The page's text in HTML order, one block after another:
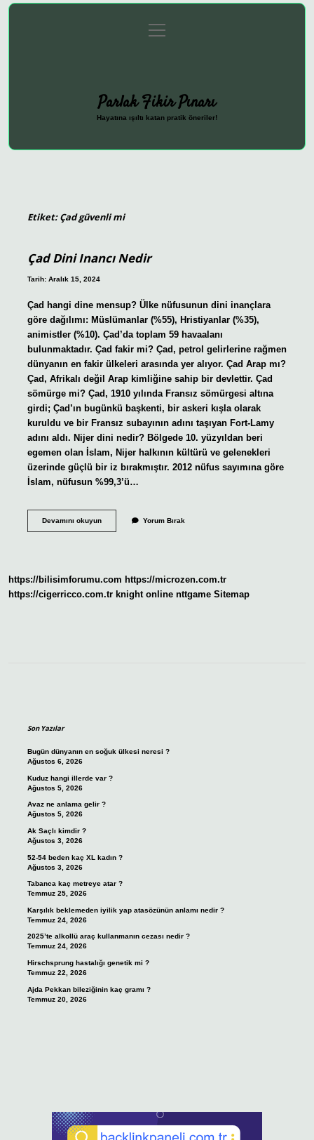
Gizlilik Politikası
menüyü
aç
Parlak Fikir Pınarı
Hayatına ışıltı katan pratik öneriler!
Etiket:Çad güvenli mi
Çad Dini Inancı Nedir
Tarih: Aralık 15, 2024
Çad hangi dine mensup? Ülke nüfusunun dini inançlara
göre dağılımı: Müslümanlar (%55), Hristiyanlar (%35),
animistler (%10). Çad’da toplam 59 havaalanı
bulunmaktadır. Çad fakir mi? Çad, petrol gelirlerine rağmen
dünyanın en fakir ülkeleri arasında yer alıyor. Çad Arap mı?
Çad, Afrikalı değil Arap kimliğine sahip bir devlettir. Çad
sömürge mi? Çad, 1910 yılında Fransız sömürgesi altına
girdi; Çad’ın bugünkü başkenti, bir askeri kışla olarak
kuruldu ve bir Fransız subayının adını taşıyan Fort-Lamy
adını aldı. Nijer dini nedir? Bölgede 10. yüzyıldan beri
egemen olan İslam, Nijer halkının kültürü ve gelenekleri
üzerinde güçlü bir iz bırakmıştır. 2012 nüfus sayımına göre
İslam, nüfusun %99,3’ü…
Devamını okuyunÇad
Yorum Bırak
https://bilisimforumu.com https://microzen.com.tr
https://cigerricco.com.tr knight online nttgame Sitemap
Son Yazılar
Bugün dünyanın en soğuk ülkesi neresi ?
Ağustos 6, 2026
Kuduz hangi illerde var ?
Ağustos 5, 2026
Avaz ne anlama gelir ?
Ağustos 5, 2026
Ak Saçlı kimdir ?
Ağustos 3, 2026
52-54 beden kaç XL kadın ?
Ağustos 3, 2026
Tabanca kaç metreye atar ?
Temmuz 25, 2026
Karşılık beklemeden iyilik yap atasözünün anlamı nedir ?
Temmuz 24, 2026
2025’te alkollü araç kullanmanın cezası nedir ?
Temmuz 24, 2026
Hirschsprung hastalığı genetik mi ?
Temmuz 22, 2026
Ajda Pekkan bileziğinin kaç gramı ?
Temmuz 20, 2026